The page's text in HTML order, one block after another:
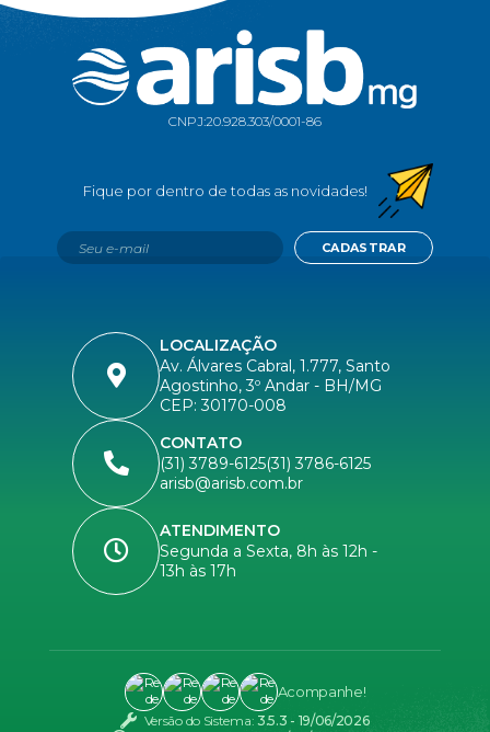
CNPJ:20.928.303/0001-86
LOCALIZAÇÃO
Av. Álvares Cabral, 1.777, Santo
Agostinho, 3º Andar - BH/MG
CEP: 30170-008
CONTATO
(31) 3789-6125(31) 3786-6125
arisb@arisb.com.br
ATENDIMENTO
Segunda a Sexta, 8h às 12h -
13h às 17h
CADASTRAR
Versão do Sistema: 3.5.3 - 19/06/2026
Acompanhe!